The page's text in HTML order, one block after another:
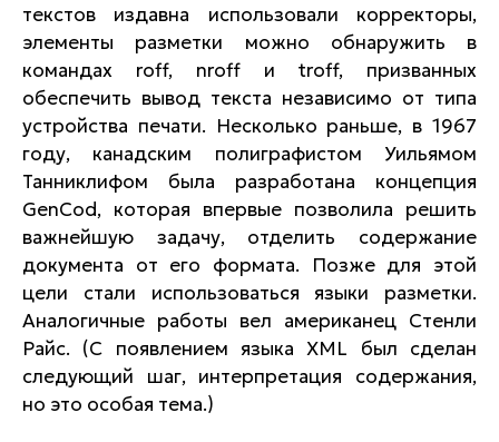
текстов издавна использовали корректоры,
элементы разметки можно обнаружить в
командах roff, nroff и troff, призванных
обеспечить вывод текста независимо от типа
устройства печати. Несколько раньше, в 1967
году, канадским полиграфистом Уильямом
Танниклифом была разработана концепция
GenCod, которая впервые позволила решить
важнейшую задачу, отделить содержание
документа от его формата. Позже для этой
цели стали использоваться языки разметки.
Аналогичные работы вел американец Стенли
Райс. (С появлением языка XML был сделан
следующий шаг, интерпретация содержания,
но это особая тема.)